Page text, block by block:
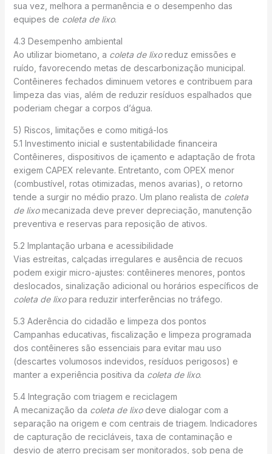
sua vez, melhora a permanência e o desempenho das
equipes de coleta de lixo.
4.3 Desempenho ambiental
Ao utilizar biometano, a coleta de lixoreduz emissões e
ruído, favorecendo metas de descarbonização municipal.
Contêineres fechados diminuem vetores e contribuem para
limpeza das vias, além de reduzir resíduos espalhados que
poderiam chegar a corpos d’água.
5) Riscos, limitações e como mitigá-los
5.1 Investimento inicial e sustentabilidade financeira
Contêineres, dispositivos de içamento e adaptação de frota
exigem CAPEX relevante. Entretanto, com OPEX menor
(combustível, rotas otimizadas, menos avarias), o retorno
tende a surgir no médio prazo. Um plano realista de coleta
de lixomecanizada deve prever depreciação, manutenção
preventiva e reservas para reposição de ativos.
5.2 Implantação urbana e acessibilidade
Vias estreitas, calçadas irregulares e ausência de recuos
podem exigir micro-ajustes: contêineres menores, pontos
deslocados, sinalização adicional ou horários específicos de
coleta de lixopara reduzir interferências no tráfego.
5.3 Aderência do cidadão e limpeza dos pontos
Campanhas educativas, fiscalização e limpeza programada
dos contêineres são essenciais para evitar mau uso
(descartes volumosos indevidos, resíduos perigosos) e
manter a experiência positiva da coleta de lixo.
5.4 Integração com triagem e reciclagem
A mecanização da coleta de lixodeve dialogar com a
separação na origem e com centrais de triagem. Indicadores
de capturação de recicláveis, taxa de contaminação e
desvio de aterro precisam ser monitorados, sob pena de